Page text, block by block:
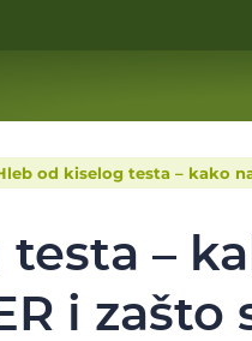
od kiselog testa – kako
testa –
i zašto